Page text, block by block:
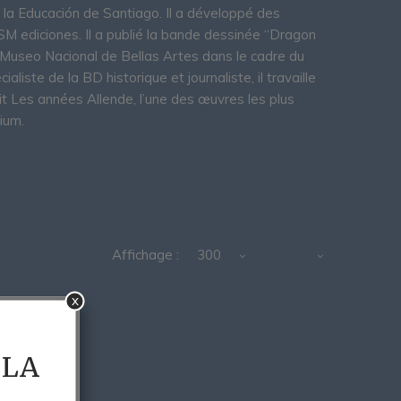
Educación de Santiago. Il a développé des
ediciones. Il a publié la bande dessinée “Dragon
Nacional de Bellas Artes dans le cadre du
de la BD historique et journaliste, il travaille
années Allende, l’une des œuvres les plus
Affichage : 300
x